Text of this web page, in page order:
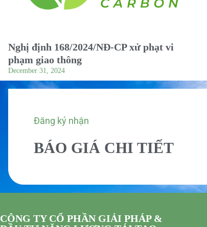
Nghị định 168/2024/NĐ-CP xử phạt vi
phạm giao thông
December 31, 2024
Đăng ký nhận
BÁO GIÁ CHI TIẾT
CÔNG TY CỔ PHẦN GIẢI PHÁP &